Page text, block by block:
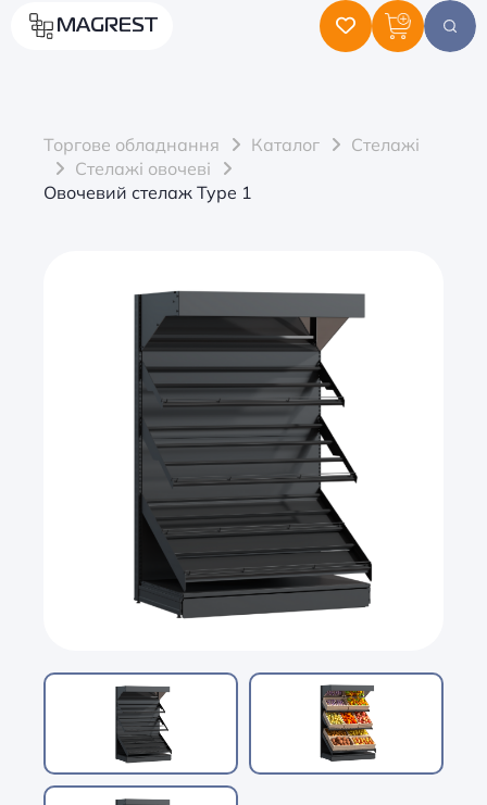
MAGREST
Торгове обладнання Каталог
Стелажі
Стелажі овочеві
Овочевий стелаж Type 1